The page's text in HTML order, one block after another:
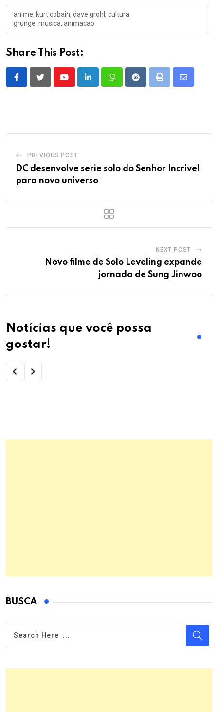
anime, kurt cobain, dave grohl, cultura
grunge, musica, animacao
Share This Post:
YoutubeLinkedInWhatsappRedditPrint
Share
PREVIOUS POST
DC desenvolve serie solo do Senhor Incrivel
para novo universo
NEXT POST
Novo filme de Solo Leveling expande
jornada de Sung Jinwoo
Notícias que você possa
gostar!
BUSCA